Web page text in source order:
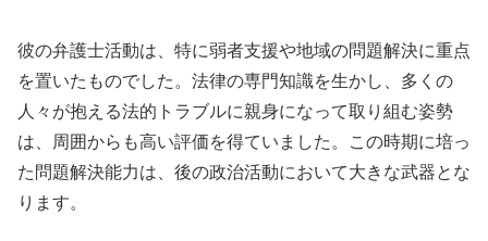
彼の弁護士活動は、特に弱者支援や地域の問題解決に重点
を置いたものでした。法律の専門知識を生かし、多くの
人々が抱える法的トラブルに親身になって取り組む姿勢
は、周囲からも高い評価を得ていました。この時期に培っ
た問題解決能力は、後の政治活動において大きな武器とな
ります。